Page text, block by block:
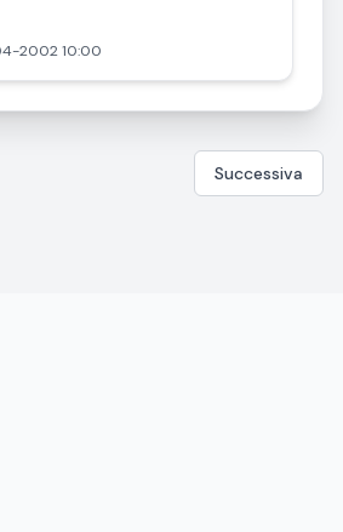
2002 10:00
Successiva